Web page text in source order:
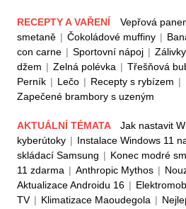
RECEPTY A VAŘENÍ Vepřová
smetaně | Čokoládové muffiny |
con carne | Sportovní nápoj |
džem | Zelná polévka | Třešňová
Perník | Lečo | Recepty s rybízem |
Zapečené brambory s uzeným
AKTUÁLNÍ TÉMATA Jak nastavit
kyberútoky | Instalace Windows 11
skládací Samsung | Konec modré
11 zdarma | Anthropic Mythos |
Aktualizace Androidu 16 |
TV | Klimatizace Maoudegola |